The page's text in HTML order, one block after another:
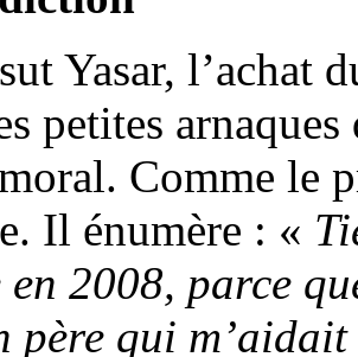
Yasar, l’achat
petites
Comme le
Il énumère : «
2008, parce
père qui